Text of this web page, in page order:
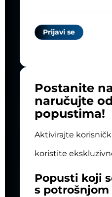
Postanite
naručujte
popustima!
Aktivirajte
koristite
Popusti koji
s potrošnjom